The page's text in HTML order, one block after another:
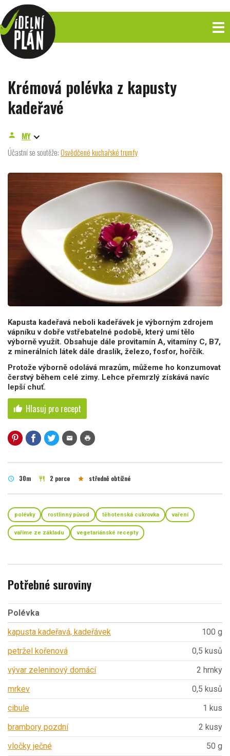
Krémová polévka z kapusty
kadeřavé
person
MY
Účastní se soutěže:Osvědčené kuchařské trumfy
Kapusta kadeřavá neboli kadeřávek je výborným zdrojem
vápníku v dobře vstřebatelné podobě, který umí tělo
výborně využít. Obsahuje dále provitamín A, vitamíny C, B7,
z minerálních látek dále draslík, železo, fosfor, hořčík.
Protože výborně odolává mrazům, můžeme ho konzumovat
čerstvý během celé zimy. Lehce přemrzlý získává navíc
lepší chuť.
thumb_up Hlasuj pro recept
mail print
schedule 30m restaurant 2 porce star středně obtížné
polévky rostlinný původ těhotenská cukrovka vaření
vaříme ze základu vegetariánské recepty
Potřebné suroviny
Polévka
kapusta kadeřavá, kadeřávek
100 g
petržel kořenová
0,5 kusů
vývar zeleninový domácí
2 hrnky
mrkev
0,5 kusů
cibule
1 kus
brambory pozdní
2 kusy
vločky ječné
50 g